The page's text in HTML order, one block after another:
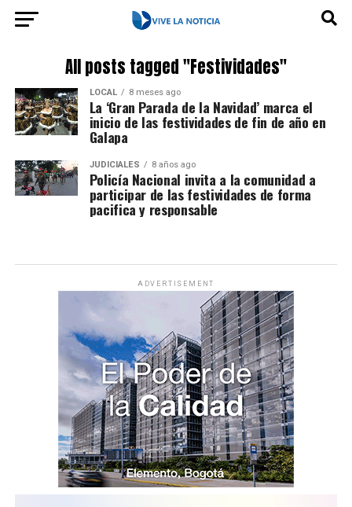
All posts tagged "Festividades"
LOCAL 8 meses ago
La ‘Gran Parada de la Navidad’ marca el
inicio de las festividades de fin de año en
Galapa
JUDICIALES 8 años ago
Policía Nacional invita a la comunidad a
participar de las festividades de forma
pacifica y responsable
ADVERTISEMENT